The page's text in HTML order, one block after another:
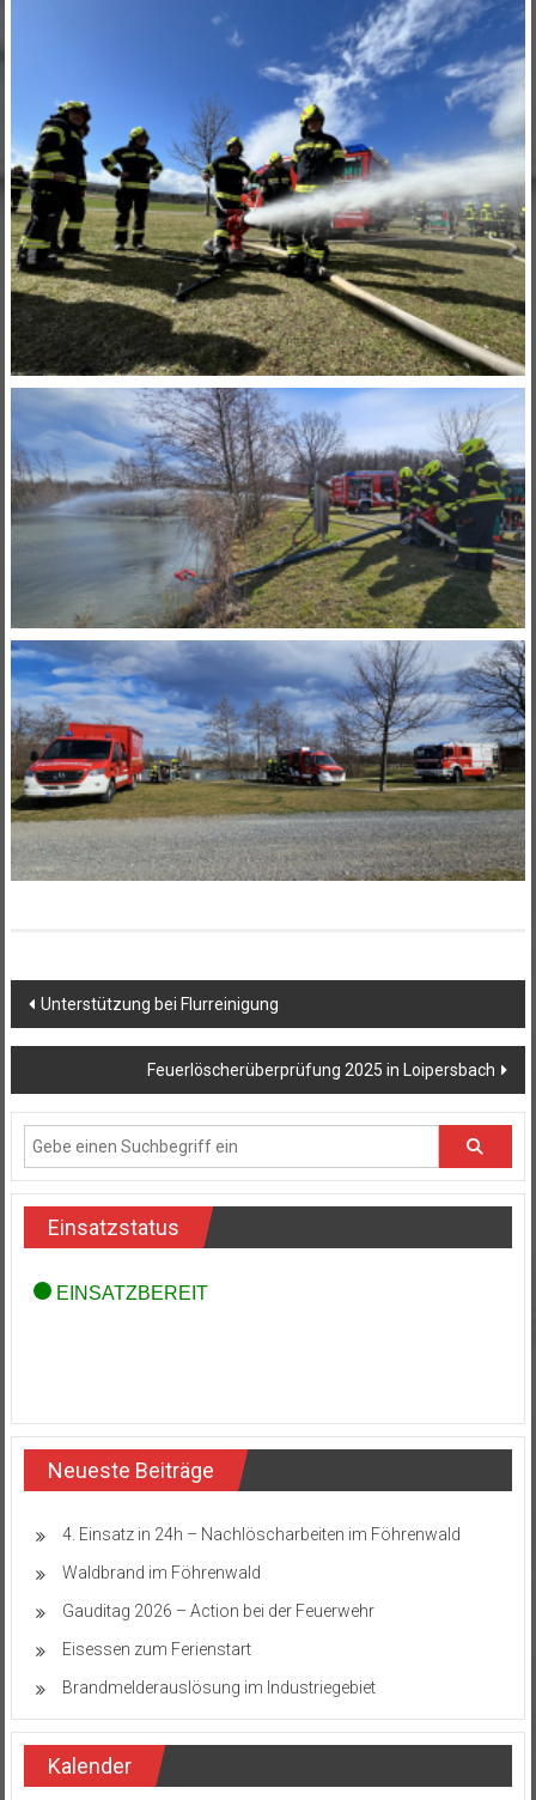
Beitragsnavigation
Unterstützung bei Flurreinigung
Feuerlöscherüberprüfung 2025 in Loipersbach
Einsatzstatus
Neueste Beiträge
4. Einsatz in 24h – Nachlöscharbeiten im Föhrenwald
Waldbrand im Föhrenwald
Gauditag 2026 – Action bei der Feuerwehr
Eisessen zum Ferienstart
Brandmelderauslösung im Industriegebiet
Kalender